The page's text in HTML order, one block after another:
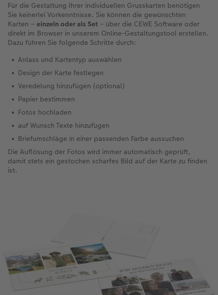
Für die Gestaltung Ihrer individuellen Grusskarten benötigen
Sie keinerlei Vorkenntnisse. Sie können die gewünschten
Karten – einzeln oder als Set – über die CEWE Software oder
direkt im Browser in unserem Online-Gestaltungstool erstellen.
Dazu führen Sie folgende Schritte durch:
Anlass und Kartentyp auswählen
Design der Karte festlegen
Veredelung hinzufügen (optional)
Papier bestimmen
Fotos hochladen
auf Wunsch Texte hinzufügen
Briefumschläge in einer passenden Farbe aussuchen
Die Auflösung der Fotos wird immer automatisch geprüft,
damit stets ein gestochen scharfes Bild auf der Karte zu finden
ist.